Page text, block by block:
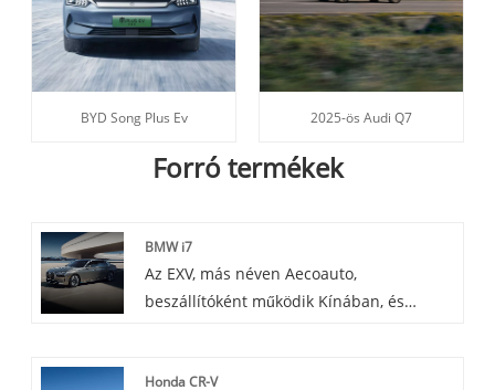
BYD Song Plus Ev 2025-ös Audi Q7
Forró termékek
BMW i7
Az EXV, más néven Aecoauto,
beszállítóként működik Kínában, és
luxuslimuzin, amely ötvözi a BMW híres
Honda CR-V